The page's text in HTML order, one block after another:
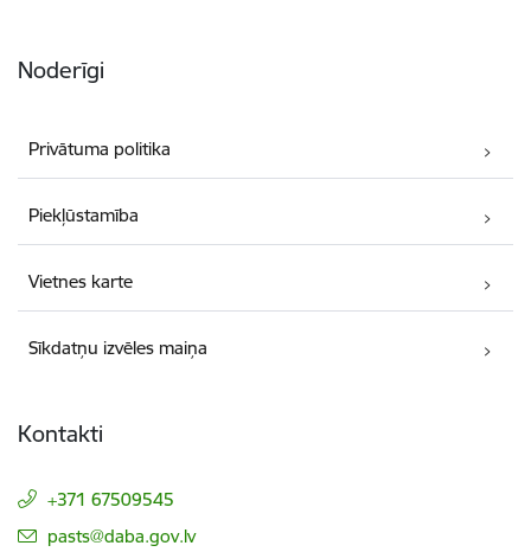
Noderīgi
Privātuma politika
Piekļūstamība
Vietnes karte
Sīkdatņu izvēles maiņa
Kontakti
+371 67509545
E-pasts:
pasts@daba.gov.lv